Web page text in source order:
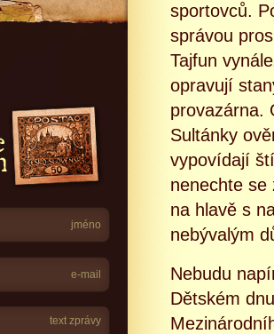
sportovců.
správou
Tajfun
opravují
provazárna.
Sultánky
vypovídají
nenechte se
na hlavě s
nebývalým
Nebudu
Dětském